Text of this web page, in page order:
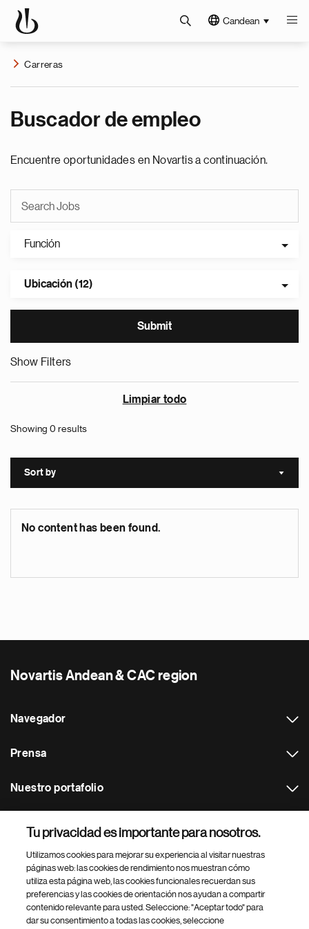
Candean
Carreras
Buscador de empleo
Encuentre oportunidades en Novartis a continuación.
Función
Ubicación (12)
Show Filters
Limpiar todo
Showing 0 results
Sort by Sort
No content has been found.
Novartis Andean & CAC region
Navegador
Prensa
Nuestro portafolio
Footer Site Search
Tu privacidad es importante para nosotros.
Utilizamos cookies para mejorar su experiencia al visitar nuestras
páginas web: las cookies de rendimiento nos muestran cómo
utiliza esta página web, las cookies funcionales recuerdan sus
preferencias y las cookies de orientación nos ayudan a compartir
contenido relevante para usted. Seleccione: "Aceptar todo" para
dar su consentimiento a todas las cookies, seleccione